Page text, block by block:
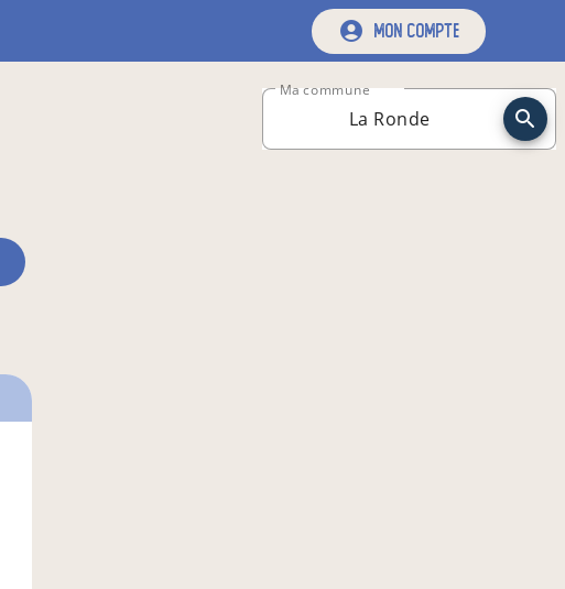
mon compte
Ma commune